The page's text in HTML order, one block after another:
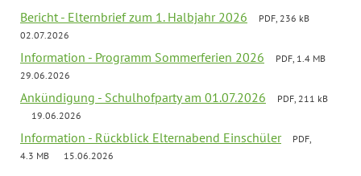
Bericht - Elternbrief zum 1. Halbjahr 2026
PDF, 236 kB
02.07.2026
Information - Programm Sommerferien 2026
PDF, 1.4 MB
29.06.2026
Ankündigung - Schulhofparty am 01.07.2026
PDF, 211 kB
19.06.2026
Information - Rückblick Elternabend Einschüler
PDF,
4.3 MB
15.06.2026